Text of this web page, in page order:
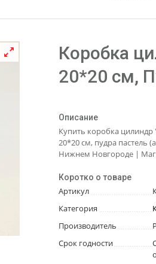
Коробка
20*20 см,
Описание
Купить коробка
20*20 см, пудра пастель
Нижнем Новгороде |
Коротко о товаре
Артикул
Категория
Производитель
Срок годности